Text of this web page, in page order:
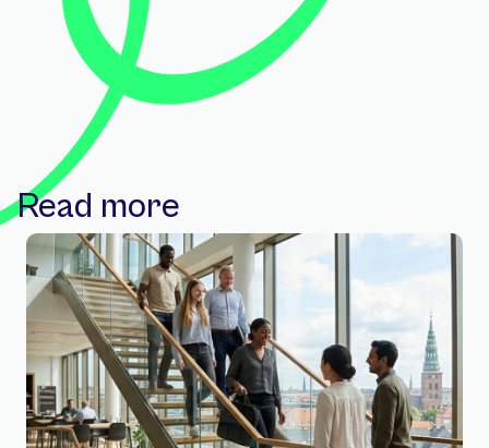
Read more